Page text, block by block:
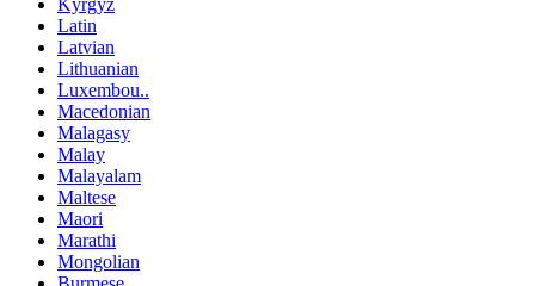
Latin
Latvian
Lithuanian
Luxembou..
Macedonian
Malagasy
Malay
Malayalam
Maltese
Maori
Marathi
Mongolian